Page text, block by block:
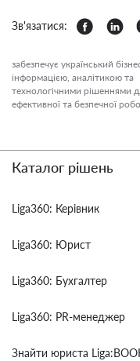
Зв'язатися:
забезпечує український
інформацією, аналітикою та
технологічними рішеннями
ефективної та безпечної
Каталог рішень
Liga360: Керівник
Liga360: Юрист
Liga360: Бухгалтер
Liga360: PR-менеджер
Знайти юриста